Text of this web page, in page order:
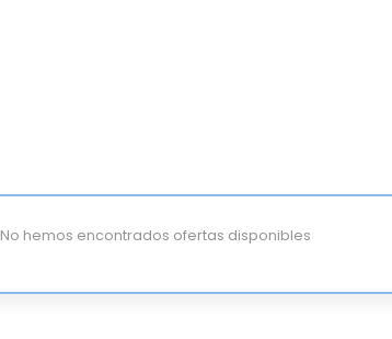
No hemos encontrados ofertas disponibles